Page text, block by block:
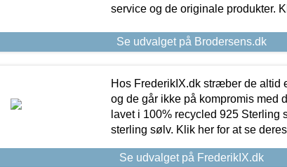
service og de originale produkter.
Se udvalget på Brodersens.dk
Hos FrederikIX.dk stræber de altid
og de går ikke på kompromis med
lavet i 100% recycled 925 Sterling
sterling sølv. Klik her for at se
Se udvalget på FrederikIX.dk